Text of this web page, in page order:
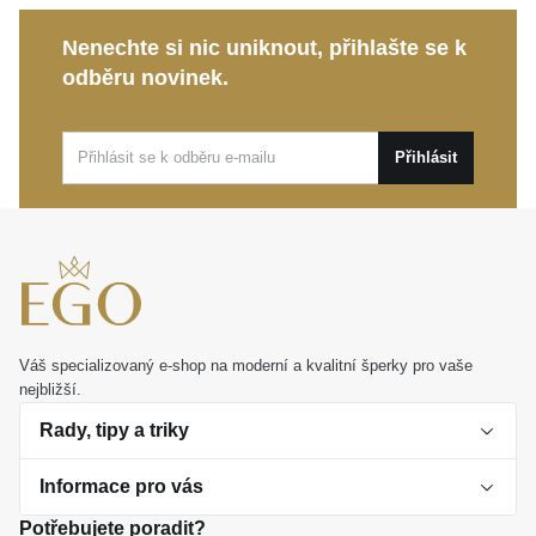
Nadčasový design:Klasické linie z něj činí
ideální doplněk pro výjimečné události i běžné
TentoMOISS prsten ze žlutého zlata
je krásným
osobním dárkem, který zaručeně potěší, i dokonalou
volbou pro vaše každodenní radosti. Nechte jej, aby s
Nenechte si nic uniknout, přihlašte se k
odběru novinek.
Přihlásit
Váš specializovaný e-shop na moderní a kvalitní šperky pro vaše
nejbližší.
Rady, tipy a triky
O perlách
Informace pro vás
Potřebujete poradit?